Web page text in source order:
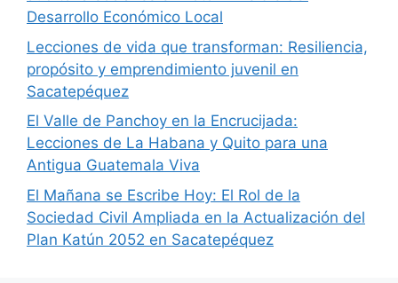
Desarrollo Económico Local
Lecciones de vida que transforman: Resiliencia,
propósito y emprendimiento juvenil en
Sacatepéquez
El Valle de Panchoy en la Encrucijada:
Lecciones de La Habana y Quito para una
Antigua Guatemala Viva
El Mañana se Escribe Hoy: El Rol de la
Sociedad Civil Ampliada en la Actualización del
Plan Katún 2052 en Sacatepéquez